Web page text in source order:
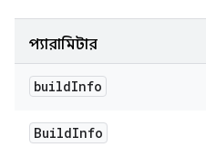
প্যারামিটার
buildInfo
BuildInfo